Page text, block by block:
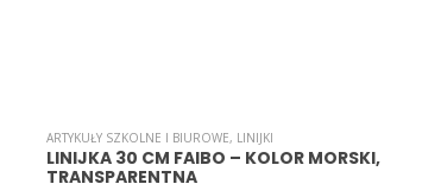
ARTYKUŁY SZKOLNE I BIUROWE, LINIJKI
LINIJKA 30 CM FAIBO – KOLOR MORSKI,
TRANSPARENTNA